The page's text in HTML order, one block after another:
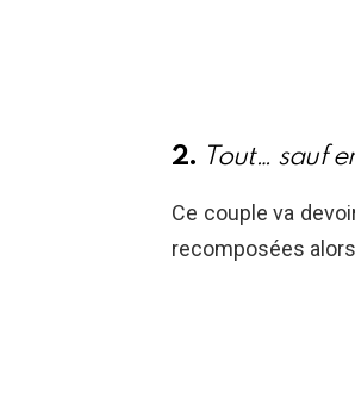
2. Tout… sauf
Ce couple va
recomposées